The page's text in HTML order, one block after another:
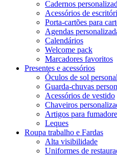
Cadernos
Acessórios de
Porta-cartões para
Agendas
Calendários
Welcome pack
Marcadores favoritos
Presentes e acessórios
Óculos de sol
Guarda-chuvas
Acessórios de vestido
Chaveiros
Artigos para
Leques
Roupa trabalho e Fardas
Alta visibilidade
Uniformes de